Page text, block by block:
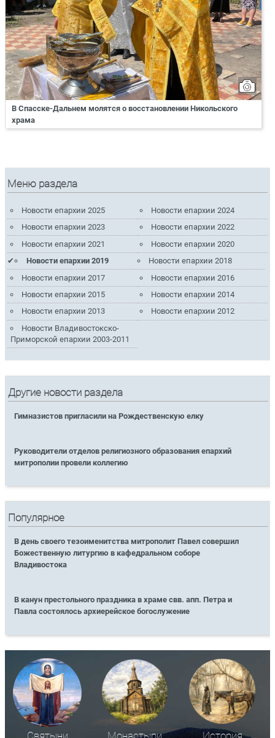
В Спасске-Дальнем молятся о восстановлении Никольского
храма
Меню раздела
Новости епархии 2025
Новости епархии 2024
Новости епархии 2023
Новости епархии 2022
Новости епархии 2021
Новости епархии 2020
Новости епархии 2019
Новости епархии 2018
Новости епархии 2017
Новости епархии 2016
Новости епархии 2015
Новости епархии 2014
Новости епархии 2013
Новости епархии 2012
Новости Владивостокско-
Приморской епархии 2003-2011
Другие новости раздела
Гимназистов пригласили на Рождественскую елку
Руководители отделов религиозного образования епархий
митрополии провели коллегию
Популярное
В день своего тезоименитства митрополит Павел совершил
Божественную литургию в кафедральном соборе
Владивостока
В канун престольного праздника в храме свв. апп. Петра и
Павла состоялось архиерейское богослужение